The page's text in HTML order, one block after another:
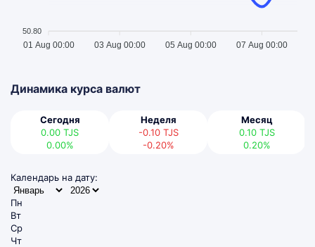
50.80
01 Aug 00:00 03 Aug 00:00 05 Aug 00:00 07 Aug 00:00
Динамика курса валют
Сегодня
0.00 TJS
0.00%
Неделя
-0.10 TJS
-0.20%
Месяц
0.10 TJS
0.20%
Календарь на дату:
Пн
Вт
Ср
Чт